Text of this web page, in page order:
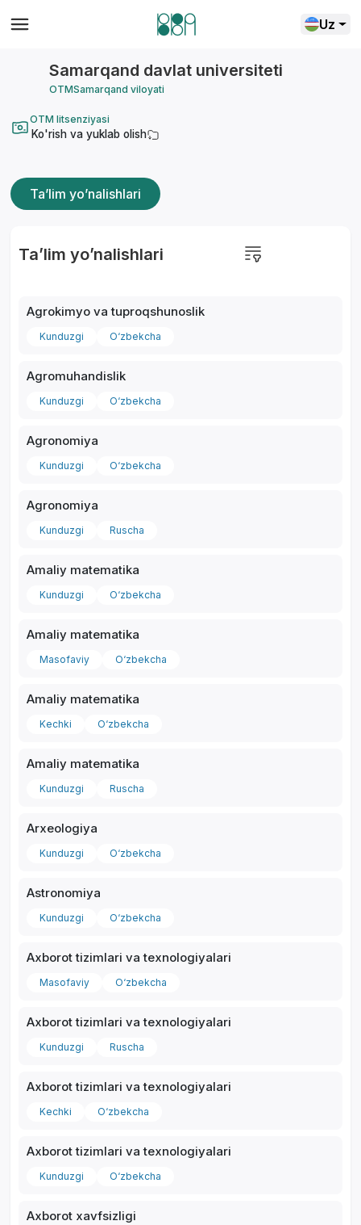
Uz
Samarqand davlat universiteti
OTMSamarqand viloyati
OTM litsenziyasi
Ko'rish va yuklab olish
Ta’lim yo’nalishlari
Ta’lim yo’nalishlari
Agrokimyo va tuproqshunoslik
Kunduzgi O‘zbekcha
Agromuhandislik
Kunduzgi O‘zbekcha
Agronomiya
Kunduzgi O‘zbekcha
Agronomiya
Kunduzgi Ruscha
Amaliy matematika
Kunduzgi O‘zbekcha
Amaliy matematika
Masofaviy O‘zbekcha
Amaliy matematika
Kechki O‘zbekcha
Amaliy matematika
Kunduzgi Ruscha
Arxeologiya
Kunduzgi O‘zbekcha
Astronomiya
Kunduzgi O‘zbekcha
Axborot tizimlari va texnologiyalari
Masofaviy O‘zbekcha
Axborot tizimlari va texnologiyalari
Kunduzgi Ruscha
Axborot tizimlari va texnologiyalari
Kechki O‘zbekcha
Axborot tizimlari va texnologiyalari
Kunduzgi O‘zbekcha
Axborot xavfsizligi